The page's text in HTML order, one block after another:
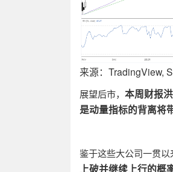
来源：TradingView,
展望后市， 本周财报
是动量指标的背离将
鉴于这些大公司一贯以
上破并继续上行的概